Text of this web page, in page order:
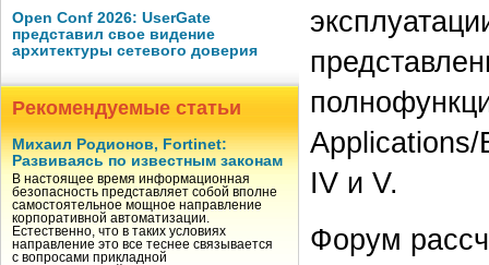
Open Conf 2026: UserGate
представил свое видение
архитектуры сетевого доверия
Рекомендуемые статьи
Михаил Родионов, Fortinet:
Развиваясь по известным законам
В настоящее время информационная
безопасность представляет собой вполне
самостоятельное мощное направление
корпоративной автоматизации.
Естественно, что в таких условиях
направление это все теснее связывается
с вопросами прикладной
Applications/
IV и V.
Форум